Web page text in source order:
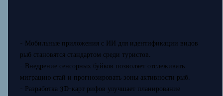
- Мобильные приложения с ИИ для идентификации видов
рыб становятся стандартом среди туристов.
- Внедрение сенсорных буйков позволяет отслеживать
миграцию стай и прогнозировать зоны активности рыб.
- Разработка 3D-карт рифов улучшает планирование